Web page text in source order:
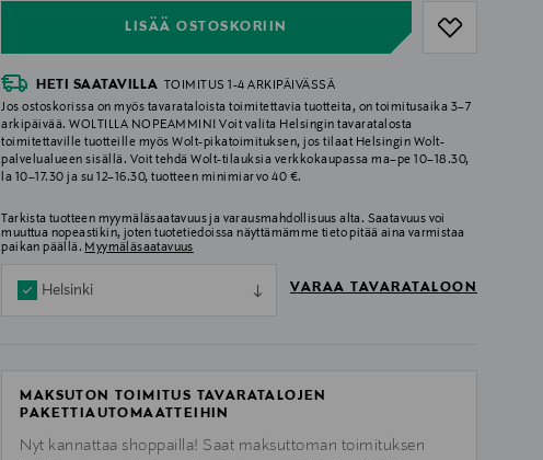
LISÄÄ OSTOSKORIIN
HETI SAATAVILLA
TOIMITUS 1-4 ARKIPÄIVÄSSÄ
Jos ostoskorissa on myös tavarataloista toimitettavia tuotteita, on toimitusaika 3–7
arkipäivää. WOLTILLA NOPEAMMIN! Voit valita Helsingin tavaratalosta
toimitettaville tuotteille myös Wolt-pikatoimituksen, jos tilaat Helsingin Wolt-
palvelualueen sisällä. Voit tehdä Wolt-tilauksia verkkokaupassa ma–pe 10–18.30,
la 10–17.30 ja su 12–16.30, tuotteen minimiarvo 40 €.
Tarkista tuotteen myymäläsaatavuus ja varausmahdollisuus alta. Saatavuus voi
muuttua nopeastikin, joten tuotetiedoissa näyttämämme tieto pitää aina varmistaa
paikan päällä. Myymäläsaatavuus
Helsinki VARAA TAVARATALOON
MAKSUTON TOIMITUS TAVARATALOJEN
PAKETTIAUTOMAATTEIHIN
Nyt kannattaa shoppailla! Saat maksuttoman toimituksen